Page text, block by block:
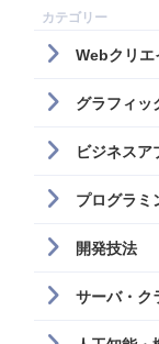
Webクリエ
グラフィッ
ビジネスア
プログラミ
開発技法
サーバ・ク